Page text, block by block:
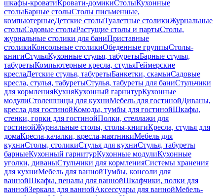
шкафы-кроватиКровати-домикиСтолыКухонные
столыБарные столыСтолы письменные,
компьютерныеДетские столыТуалетные столикиЖурнальные
столыСадовые столыРастущие столы и партыСтолы,
журнальные столики для баниПриставные
столикиКонсольные столикиОбеденные группыСтолы-
книгиСтульяКухонные стулья, табуретыБарные стулья,
табуретыКомпьютерные кресла, стульяГеймерские
креслаДетские стулья, табуретыБанкетки, скамьиСадовые
кресла, стулья, табуретыСтулья, табуреты для баниСтульчики
для кормленияКухняКухонный гарнитурКухонные
модулиСтолешницы для кухниМебель для гостинойДиваны,
кресла для гостинойКомоды, тумбы для гостинойШкафы,
стенки, горки для гостинойПолки, стеллажи для
гостинойЖурнальные столы, столы-книгиКресла, стулья для
домаКресла-качалки, кресла-маятникиМебель для
кухниСтолы, столикиСтулья для кухниСтулья, табуреты
барныеКухонный гарнитурКухонные модулиКухонные
уголки, диваныСтульчики для кормленияСистемы хранения
для кухниМебель для ваннойТумбы, консоли для
ваннойШкафы, пеналы для ваннойШкафчики, полки для
ваннойЗеркала для ваннойАксессуары для ваннойМебель-